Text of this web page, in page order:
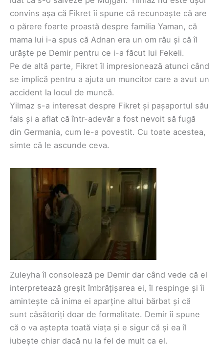
convins așa că Fikret îi spune că recunoaște că are
o părere foarte proastă despre familia Yaman, că
mama lui i-a spus că Adnan era un om rău și că îl
urăște pe Demir pentru ce i-a făcut lui Fekeli.
Pe de altă parte, Fikret îl impresionează atunci când
se implică pentru a ajuta un muncitor care a avut un
accident la locul de muncă.
Yilmaz s-a interesat despre Fikret și pașaportul său
fals și a aflat că într-adevăr a fost nevoit să fugă
din Germania, cum le-a povestit. Cu toate acestea,
simte că le ascunde ceva.
Zuleyha îl consolează pe Demir dar când vede că el
interpretează greșit îmbrățișarea ei, îl respinge și îi
amintește că inima ei aparține altui bărbat și că
sunt căsătoriți doar de formalitate. Demir îi spune
că o va aștepta toată viața și e sigur că și ea îl
iubește chiar dacă nu la fel de mult ca el.